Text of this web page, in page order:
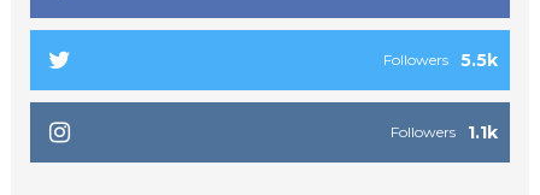
5.5k
Followers
1.1k
Followers